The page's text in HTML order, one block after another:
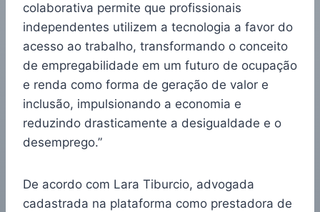
colaborativa permite que profissionais
independentes utilizem a tecnologia a favor do
acesso ao trabalho, transformando o conceito
de empregabilidade em um futuro de ocupação
e renda como forma de geração de valor e
inclusão, impulsionando a economia e
reduzindo drasticamente a desigualdade e o
desemprego.”
De acordo com Lara Tiburcio, advogada
cadastrada na plataforma como prestadora de